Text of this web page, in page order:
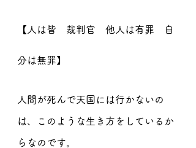
【人は皆　裁判官　他人は有罪　自
分は無罪】
人間が死んで天国には行かないの
は、このような生き方をしているか
らなのです。